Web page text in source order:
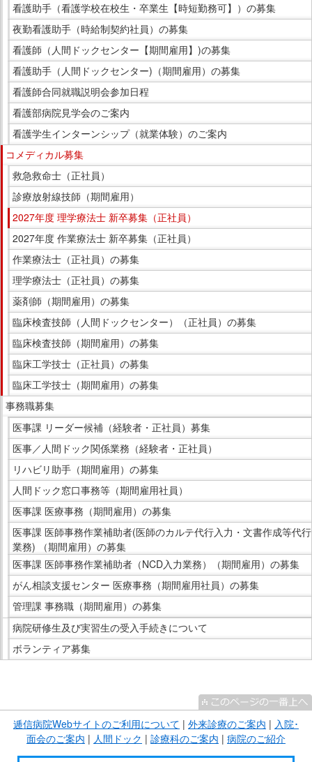
看護助手（看護学校在校生・卒業生【時短勤務可】）の募集
夜勤看護助手（時給制契約社員）の募集
看護師（人間ドックセンター【期間雇用】)の募集
看護助手（人間ドックセンター)（期間雇用）の募集
看護師合同就職説明会参加日程
看護部病院見学会のご案内
看護学生インターンシップ（就業体験）のご案内
コメディカル募集
救急救命士（正社員）
診療放射線技師（期間雇用）
2027年度 理学療法士 新卒募集（正社員）
2027年度 作業療法士 新卒募集（正社員）
作業療法士（正社員）の募集
理学療法士（正社員）の募集
薬剤師（期間雇用）の募集
臨床検査技師（人間ドックセンター）（正社員）の募集
臨床検査技師（期間雇用）の募集
臨床工学技士（正社員）の募集
臨床工学技士（期間雇用）の募集
事務職募集
医事課 リーダー候補（経験者・正社員）募集
医事／人間ドック関係業務（経験者・正社員）
リハビリ助手（期間雇用）の募集
人間ドック窓口事務等（期間雇用社員）
医事課 医療事務（期間雇用）の募集
医事課 医師事務作業補助者(医師のカルテ代行入力・文書作成等代行
業務) （期間雇用）の募集
医事課 医師事務作業補助者（NCD入力業務）（期間雇用）の募集
がん相談支援センター 医療事務（期間雇用社員）の募集
管理課 事務職（期間雇用）の募集
病院研修生及び実習生の受入手続きについて
ボランティア募集
ま逓信病院Webサイトのご利用について | 外来診療のご案内 | 入院･
面会のご案内 | 人間ドック | 診療科のご案内 | 病院のご紹介